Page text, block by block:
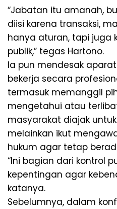
“Jabatan itu amanah,
diisi karena transaksi,
hanya aturan, tapi juga
publik,” tegas Hartono.
Ia pun mendesak
bekerja secara
termasuk memanggil
mengetahui atau
masyarakat diajak
melainkan ikut
hukum agar tetap
“Ini bagian dari kontrol
kepentingan agar
katanya.
Sebelumnya, dalam